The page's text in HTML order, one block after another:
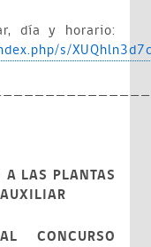
día y horario:
s/
A LAS PLANTAS
CONCURSO